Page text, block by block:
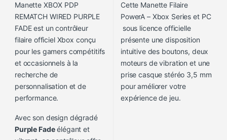
Manette XBOX PDP
REMATCH WIRED PURPLE
FADE est un contrôleur
filaire officiel Xbox conçu
pour les gamers compétitifs
et occasionnels à la
recherche de
personnalisation et de
performance.
Avec son design dégradé
Purple Fadeélégant et
Cette Manette Filaire
PowerA – Xbox Series et PC
sous licence officielle
présente une disposition
intuitive des boutons, deux
moteurs de vibration et une
prise casque stéréo 3,5 mm
pour améliorer votre
expérience de jeu.